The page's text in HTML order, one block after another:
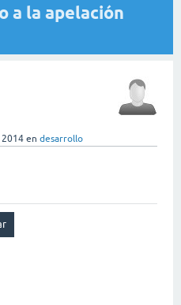
a la apelación
2014 en desarrollo